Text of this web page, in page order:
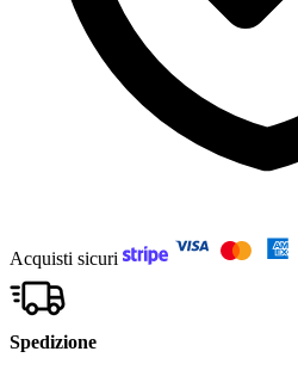
Acquisti sicuri
Spedizione